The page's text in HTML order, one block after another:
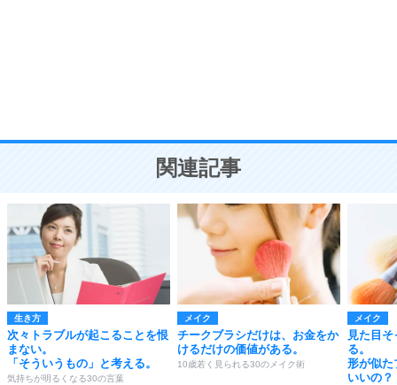
ことが大切。
関連記事
生き方
次々トラブルが起こることを恨
まない。
「そういうもの」と考える。
気持ちが明るくなる30の言葉
メイク
チークブラシだけは、お金をか
けるだけの価値がある。
10歳若く見られる30のメイク術
メイク
見た目
る。
形が似た
いいの？